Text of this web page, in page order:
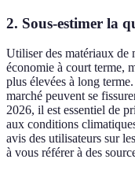
2. Sous-estimer la
Utiliser des matériaux de
économie à court terme,
plus élevées à long
marché peuvent se
2026, il est essentiel de
aux conditions
avis des utilisateurs sur
à vous référer à des